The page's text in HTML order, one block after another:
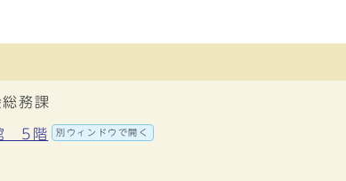
務課
5階 別ウィンドウで開く